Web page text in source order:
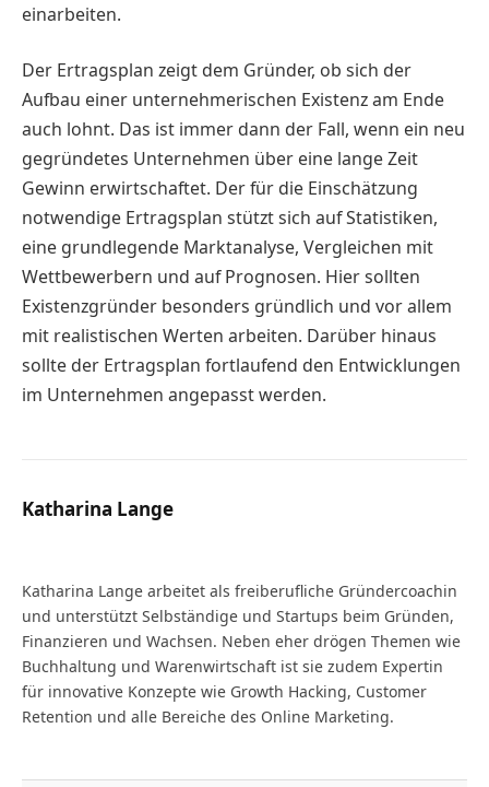
einarbeiten.
Der Ertragsplan zeigt dem Gründer, ob sich der
Aufbau einer unternehmerischen Existenz am Ende
auch lohnt. Das ist immer dann der Fall, wenn ein neu
gegründetes Unternehmen über eine lange Zeit
Gewinn erwirtschaftet. Der für die Einschätzung
notwendige Ertragsplan stützt sich auf Statistiken,
eine grundlegende Marktanalyse, Vergleichen mit
Wettbewerbern und auf Prognosen. Hier sollten
Existenzgründer besonders gründlich und vor allem
mit realistischen Werten arbeiten. Darüber hinaus
sollte der Ertragsplan fortlaufend den Entwicklungen
im Unternehmen angepasst werden.
Katharina Lange
Katharina Lange arbeitet als freiberufliche Gründercoachin
und unterstützt Selbständige und Startups beim Gründen,
Finanzieren und Wachsen. Neben eher drögen Themen wie
Buchhaltung und Warenwirtschaft ist sie zudem Expertin
für innovative Konzepte wie Growth Hacking, Customer
Retention und alle Bereiche des Online Marketing.